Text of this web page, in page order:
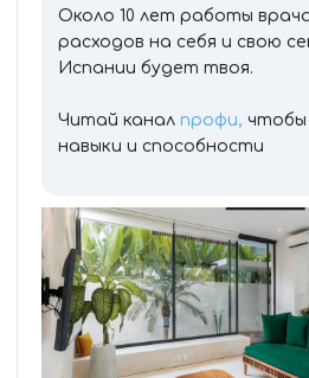
Около 10 лет работы
расходов на себя и свою
Испании будет твоя.
Читай канал профи, чтобы
навыки и способности